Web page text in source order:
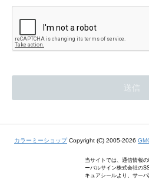
カラーミーショップCopyright (C) 2005-2026
当サイトでは、通信情報
ーバルサイン株式会社の
キュアシールより、サー